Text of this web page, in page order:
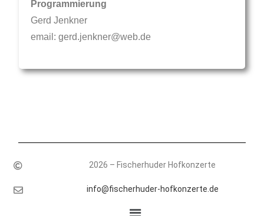
Programmierung
Gerd Jenkner
email: gerd.jenkner@web.de
2026 – Fischerhuder Hofkonzerte
info@fischerhuder-hofkonzerte.de